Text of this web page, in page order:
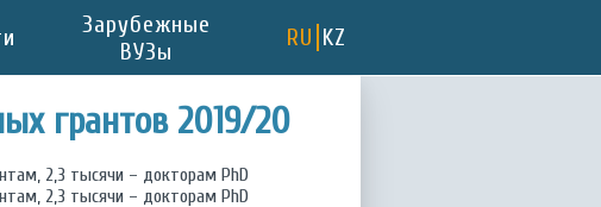
Зарубежные
ВУЗы
RU KZ
грантов 2019/20
2,3 тысячи – докторам PhD
2,3 тысячи – докторам PhD